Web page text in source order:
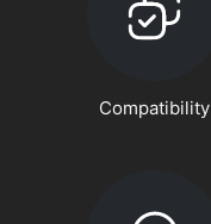
Compatibility